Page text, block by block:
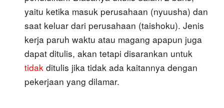
yaitu ketika masuk perusahaan (nyuusha) dan
saat keluar dari perusahaan (taishoku). Jenis
kerja paruh waktu atau magang apapun juga
dapat ditulis, akan tetapi disarankan untuk
tidakditulis jika tidak ada kaitannya dengan
pekerjaan yang dilamar.